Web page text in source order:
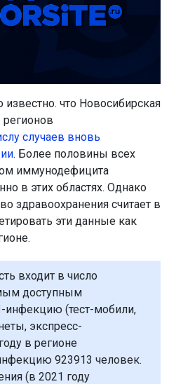
что Новосибирская
случаев вновь
. Более половины всех
иммунодефицита
в этих областях. Однако
здравоохранения считает в
эти данные как
входит в число
доступным
инфекцию (тест-мобили,
экспресс-
в регионе
923913 человек.
(в 2021 году